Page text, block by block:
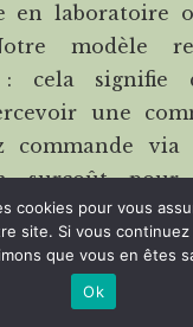
en laboratoire
modèle
: cela signifie
une
commande via
surcoût pour
fait partie
cookies pour vous
site. Si vous
que vous en êtes
Ok